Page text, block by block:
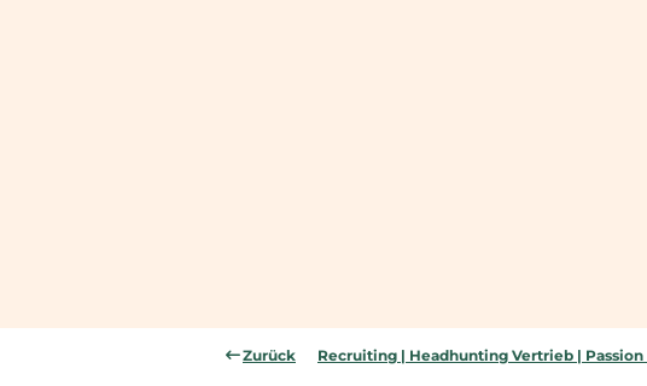
Zurück Recruiting | Headhunting Vertrieb |